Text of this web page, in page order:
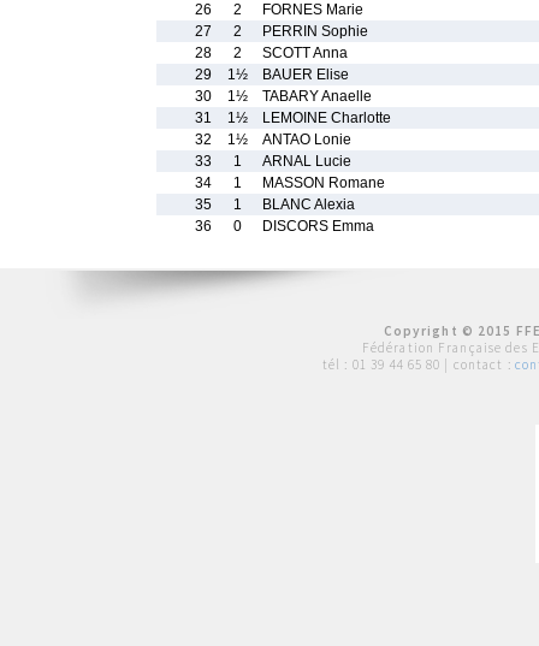
26
2
FORNES Marie
27
2
PERRIN Sophie
28
2
SCOTT Anna
29
1½
BAUER Elise
30
1½
TABARY Anaelle
31
1½
LEMOINE Charlotte
32
1½
ANTAO Lonie
33
1
ARNAL Lucie
34
1
MASSON Romane
35
1
BLANC Alexia
36
0 DISCORS Emma
Copyright © 2015
Fédération Française des
tél : 01 39 44 65 80 | contact :